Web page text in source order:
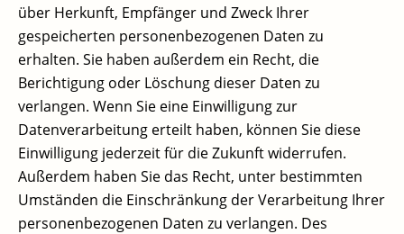
über Herkunft, Empfänger und Zweck Ihrer
gespeicherten personenbezogenen Daten zu
erhalten. Sie haben außerdem ein Recht, die
Berichtigung oder Löschung dieser Daten zu
verlangen. Wenn Sie eine Einwilligung zur
Datenverarbeitung erteilt haben, können Sie diese
Einwilligung jederzeit für die Zukunft widerrufen.
Außerdem haben Sie das Recht, unter bestimmten
Umständen die Einschränkung der Verarbeitung Ihrer
personenbezogenen Daten zu verlangen. Des